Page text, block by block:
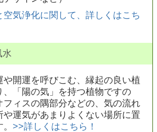
空気浄化に関して、詳しくはこち
水
や開運を呼びこむ、縁起の良い植
、「陽の気」を持つ植物ですの
フィスの隅部分などの、気の流れ
や運気があまりよくない場所に置
>>詳しくはこちら！